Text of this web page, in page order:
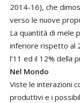
2014-16), che
verso le nuove
La quantità di mele
inferiore rispetto al
l’11 ed il 12% della
Nel Mondo
Viste le interazioni
produttivi e i